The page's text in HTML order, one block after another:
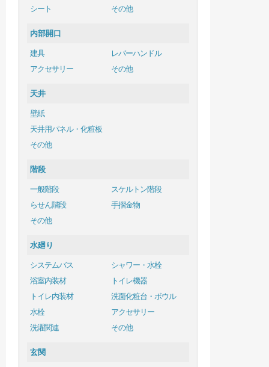
シート
その他
内部開口
建具
レバーハンドル
アクセサリー
その他
天井
壁紙
天井用パネル・化粧板
その他
階段
一般階段
スケルトン階段
らせん階段
手摺金物
その他
水廻り
システムバス
シャワー・水栓
浴室内装材
トイレ機器
トイレ内装材
洗面化粧台・ボウル
水栓
アクセサリー
洗濯関連
その他
玄関